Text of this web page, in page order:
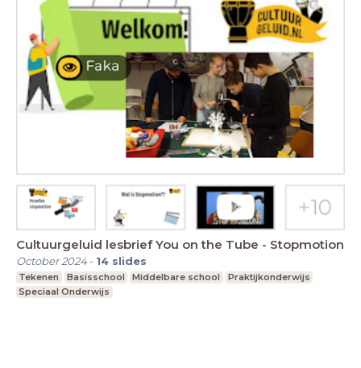
Cultuurgeluid lesbrief You on the Tube - Stopmotion
October 2024- 14 slides
Tekenen Basisschool Middelbare school
Praktijkonderwijs
Speciaal Onderwijs